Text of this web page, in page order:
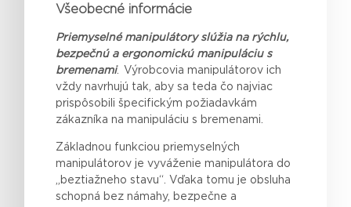
Všeobecné informácie
Priemyselné manipulátory slúžia na rýchlu,
bezpečnú a ergonomickú manipuláciu s
bremenami. Výrobcovia manipulátorov ich
vždy navrhujú tak, aby sa teda čo najviac
prispôsobili špecifickým požiadavkám
zákazníka na manipuláciu s bremenami.
Základnou funkciou priemyselných
manipulátorov je vyváženie manipulátora do
„beztiažneho stavu“. Vďaka tomu je obsluha
schopná bez námahy, bezpečne a